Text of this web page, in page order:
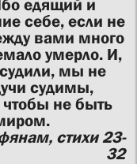
едящий и
себе, если не
вами много
умерло. И,
мы не
судимы,
не быть
стихи 23-
32